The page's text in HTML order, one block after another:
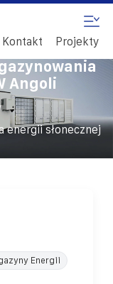
Kontakt Projekty
Angoli
energii słonecznej
Energii